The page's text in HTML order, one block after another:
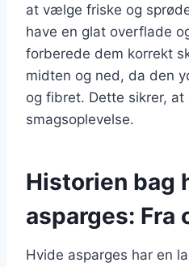
at vælge friske og
have en glat overflade
forberede dem korrekt
midten og ned, da den
og fibret. Dette sikrer,
smagsoplevelse.
Historien bag
asparges:
Hvide asparges har en